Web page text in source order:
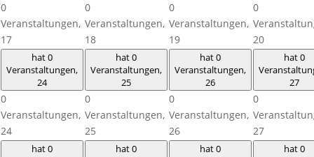
0
Veranstaltungen,
17
0
Veranstaltungen,
18
0
Veranstaltungen,
19
0
20
hat 0
Veranstaltungen,
24
0
Veranstaltungen,
24
hat 0
Veranstaltungen,
25
0
Veranstaltungen,
25
hat 0
Veranstaltungen,
26
0
Veranstaltungen,
26
hat 0
27
0
27
hat 0
hat 0
hat 0
hat 0